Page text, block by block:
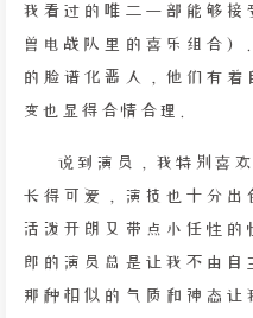
我看过的唯二一部能够接
兽电战队里的喜乐组合
的脸谱化恶人，他们有
变也显得合情合理。
说到演员，我特别喜
长得可爱，演技也十分
活泼开朗又带点小任性
郎的演员总是让我不由自
那种相似的气质和神态